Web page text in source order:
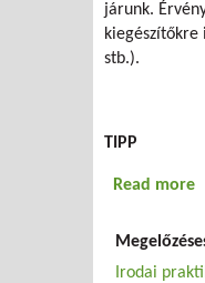
járunk.
kiegészítőkre
stb.).
TIPP
Read more
Irodai